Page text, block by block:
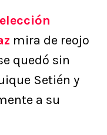
mira de reojo
quedó sin
Setién y
a su